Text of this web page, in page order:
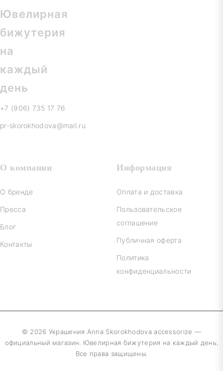
+7 (906) 735 17 76
pr-skorokhodova@mail.ru
О компании
О бренде
Пресса
Блог
Контакты
Информация
Оплата и доставка
Пользовательское
соглашение
Публичная оферта
Политика
конфиденциальности
© 2026 Украшения Anna Skorokhodova accessorize —
официальный магазин. Ювелирная бижутерия на каждый день.
Все права защищены.